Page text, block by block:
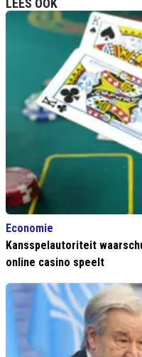
LEES OOK
Economie
Kansspelautoriteit
online casino speelt